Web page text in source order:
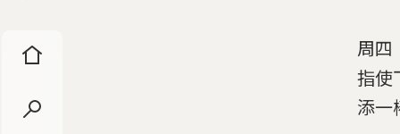
周四
指使
添一